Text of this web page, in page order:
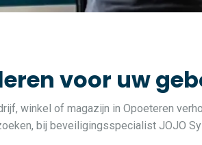
voor uw
winkel of magazijn in Opoeteren
bij beveiligingsspecialist JOJO